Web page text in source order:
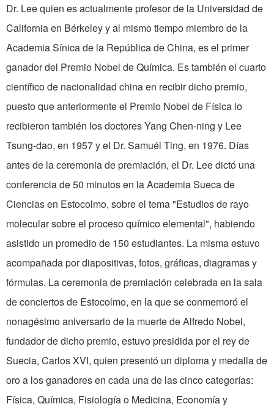
Dr. Lee quien es actualmente profesor de la Universidad de
California en Bérkeley y al mismo tiempo miembro de la
Academia Sínica de la República de China, es el primer
ganador del Premio Nobel de Química. Es también el cuarto
científico de nacionalidad china en recibir dicho premio,
puesto que anteriormente el Premio Nobel de Física lo
recibieron también los doctores Yang Chen-ning y Lee
Tsung-dao, en 1957 y el Dr. Samuél Ting, en 1976. Días
antes de la ceremonia de premiación, el Dr. Lee dictó una
conferencia de 50 minutos en la Academia Sueca de
Ciencias en Estocolmo, sobre el tema "Estudios de rayo
molecular sobre el proceso químico elemental", habiendo
asistido un promedio de 150 estudiantes. La misma estuvo
acompañada por diapositivas, fotos, gráficas, diagramas y
fórmulas. La ceremonia de premiación celebrada en la sala
de conciertos de Estocolmo, en la que se conmemoró el
nonagésimo aniversario de la muerte de Alfredo Nobel,
fundador de dicho premio, estuvo presidida por el rey de
Suecia, Carlos XVI, quien presentó un diploma y medalla de
oro a los ganadores en cada una de las cinco categorías:
Física, Química, Fisiología o Medicina, Economía y